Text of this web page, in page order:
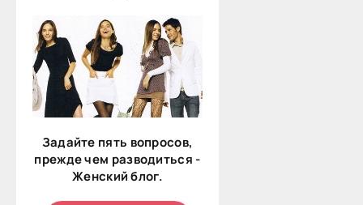
Задайте пять вопросов,
прежде чем разводиться -
Женский блог.